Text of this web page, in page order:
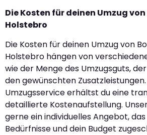
Die Kosten für deinen Umzug
Holstebro
Die Kosten für deinen Umzug von
Holstebro hängen von
wie der Menge des Umzugsguts,
den gewünschten
Umzugsservice erhältst du eine
detaillierte Kostenaufstellung.
gerne ein individuelles Angebot,
Bedürfnisse und dein Budget